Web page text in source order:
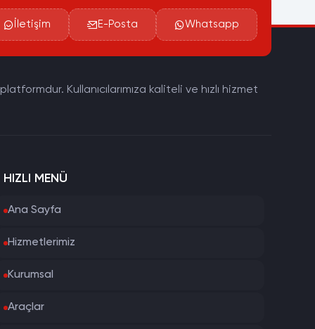
İletişim E-Posta Whatsapp
Kullanıcılarımıza kaliteli ve hızlı hizmet
HIZLI MENÜ
Ana Sayfa
Hizmetlerimiz
Kurumsal
Araçlar